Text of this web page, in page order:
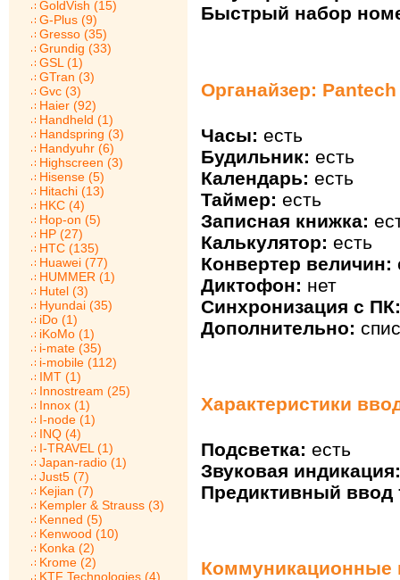
GoldVish (15)
G-Plus (9)
Gresso (35)
Grundig (33)
GSL (1)
GTran (3)
Gvc (3)
Haier (92)
Handheld (1)
Handspring (3)
Handyuhr (6)
Highscreen (3)
Hisense (5)
Hitachi (13)
HKC (4)
Hop-on (5)
HP (27)
HTC (135)
Huawei (77)
HUMMER (1)
Hutel (3)
Hyundai (35)
iDo (1)
iKoMo (1)
i-mate (35)
i-mobile (112)
IMT (1)
Innostream (25)
Innox (1)
I-node (1)
INQ (4)
I-TRAVEL (1)
Japan-radio (1)
Just5 (7)
Kejian (7)
Kempler & Strauss (3)
Kenned (5)
Kenwood (10)
Konka (2)
Krome (2)
KTF Technologies (4)
Быстрый набор
Органайзер: Pantech
Часы: есть
Будильник: есть
Календарь: есть
Таймер: есть
Записная книжка:
Калькулятор: есть
Конвертер величин:
Диктофон: нет
Синхронизация с ПК:
Дополнительно:
Характеристики
Подсветка: есть
Звуковая индикация:
Предиктивный ввод
Коммуникационные